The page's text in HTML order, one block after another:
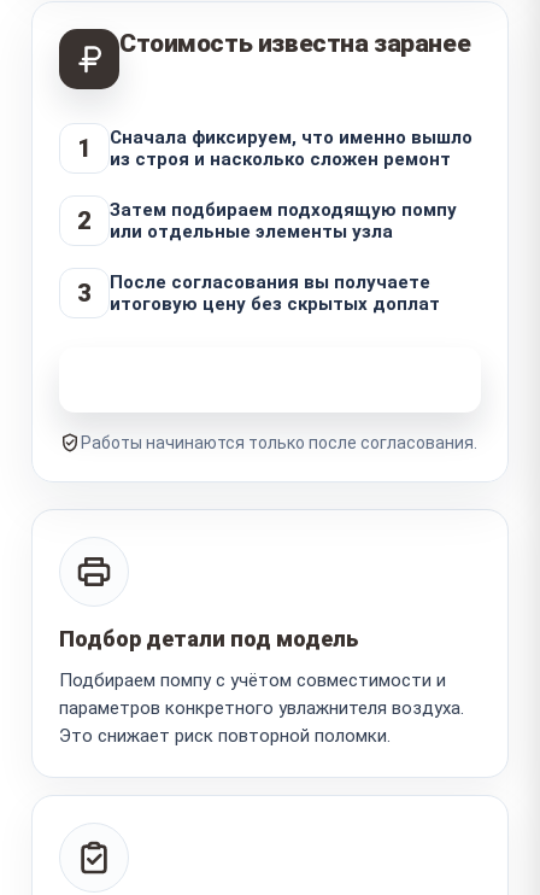
Стоимость известна заранее
1
Сначала фиксируем, что именно вышло
из строя и насколько сложен ремонт
2
Затем подбираем подходящую помпу
или отдельные элементы узла
3
После согласования вы получаете
итоговую цену без скрытых доплат
Работы начинаются только после согласования.
Подбор детали под модель
Подбираем помпу с учётом совместимости и
параметров конкретного увлажнителя воздуха.
Это снижает риск повторной поломки.